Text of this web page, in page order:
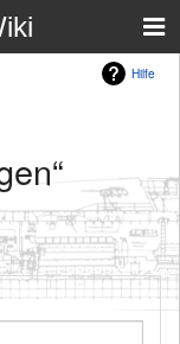
Hilfe